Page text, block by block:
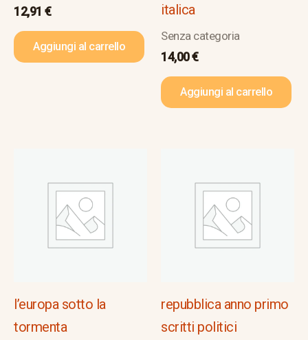
12,91 €
Aggiungi al carrello
italica
Senza categoria
14,00€
Aggiungi al carrello
l’europa sotto la
tormenta
repubblica anno primo
scritti politici